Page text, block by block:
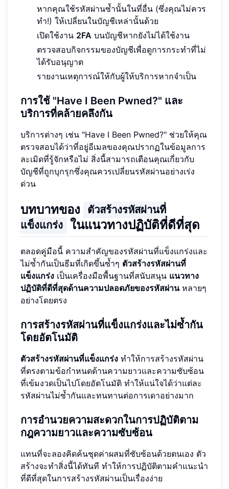
หากคุณใช้รหัสผ่านซ้ำนั้นในที่อื่น (ซึ่งคุณไม่ควร
ทำ!) ให้เปลี่ยนในบัญชีเหล่านั้นด้วย
เปิดใช้งาน 2FA บนบัญชีหากยังไม่ได้ใช้งาน
ตรวจสอบกิจกรรมของบัญชีเพื่อดูการกระทำที่ไม่
ได้รับอนุญาต
รายงานเหตุการณ์ให้กับผู้ให้บริการหากจำเป็น
การใช้ "Have I Been Pwned?" และ
บริการที่คล้ายคลึงกัน
บริการต่างๆ เช่น "Have I Been Pwned?" ช่วยให้คุณ
ตรวจสอบได้ว่าที่อยู่อีเมลของคุณปรากฏในข้อมูลการ
ละเมิดที่รู้จักหรือไม่ สิ่งนี้สามารถเตือนคุณเกี่ยวกับ
บัญชีที่ถูกบุกรุกซึ่งคุณควรเปลี่ยนรหัสผ่านอย่างเร่ง
ด่วน
บทบาทของ
ตัวสร้างรหัสผ่านที่
แข็งแกร่ง ในแนวทางปฏิบัติที่ดีที่สุด
ตลอดคู่มือนี้ ความสำคัญของรหัสผ่านที่แข็งแกร่งและ
ไม่ซ้ำกันเป็นธีมที่เกิดขึ้นซ้ำๆ ตัวสร้างรหัสผ่านที่
แข็งแกร่ง เป็นเครื่องมือพื้นฐานที่สนับสนุน แนวทาง
ปฏิบัติที่ดีที่สุดด้านความปลอดภัยของรหัสผ่านหลายๆ
อย่างโดยตรง
การสร้างรหัสผ่านที่แข็งแกร่งและไม่ซ้ำกัน
โดยอัตโนมัติ
ตัวสร้างรหัสผ่านที่แข็งแกร่ง ทำให้การสร้างรหัสผ่าน
ที่ตรงตามข้อกำหนดด้านความยาวและความซับซ้อน
ที่เข้มงวดเป็นไปโดยอัตโนมัติ ทำให้แน่ใจได้ว่าแต่ละ
รหัสผ่านไม่ซ้ำกันและทนทานต่อการเดาอย่างมาก
การอำนวยความสะดวกในการปฏิบัติตาม
กฎความยาวและความซับซ้อน
แทนที่จะลองคิดค้นชุดค่าผสมที่ซับซ้อนด้วยตนเอง ตัว
สร้างจะทำสิ่งนี้ได้ทันที ทำให้การปฏิบัติตามคำแนะนำ
ที่ดีที่สุดในการสร้างรหัสผ่านเป็นเรื่องง่าย